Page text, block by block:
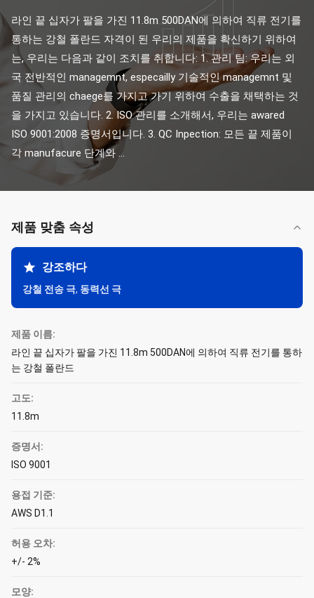
라인 끝 십자가 팔을 가진 11.8m 500DAN에 의하여 직류 전기를
통하는 강철 폴란드 자격이 된 우리의 제품을 확신하기 위하여
는, 우리는 다음과 같이 조치를 취합니다: 1. 관리 팀: 우리는 외
국 전반적인 managemnt, especailly 기술적인 managemnt 및
품질 관리의 chaege를 가지고 가기 위하여 수출을 채택하는 것
을 가지고 있습니다. 2. ISO 관리를 소개해서, 우리는 awared
ISO 9001:2008 증명서입니다. 3. QC Inpection: 모든 끝 제품이
각 manufacure 단계와 ...
제품 맞춤 속성
강조하다
강철 전송 극, 동력선 극
제품 이름:
라인 끝 십자가 팔을 가진 11.8m 500DAN에 의하여 직류 전기를 통하
는 강철 폴란드
고도:
11.8m
증명서:
ISO 9001
용접 기준:
AWS D1.1
허용 오차:
+/- 2%
모양: